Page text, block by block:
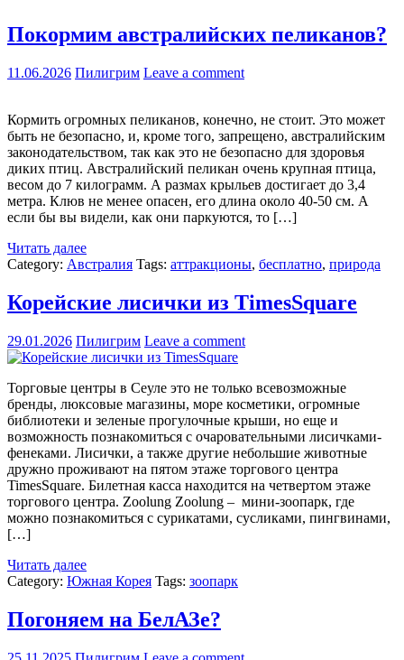
Покормим австралийских пеликанов?
11.06.2026 Пилигрим Leave a comment
Кормить огромных пеликанов, конечно, не стоит. Это может
быть не безопасно, и, кроме того, запрещено, австралийским
законодательством, так как это не безопасно для здоровья
диких птиц. Австралийский пеликан очень крупная птица,
весом до 7 килограмм. А размах крыльев достигает до 3,4
метра. Клюв не менее опасен, его длина около 40-50 см. А
если бы вы видели, как они паркуются, то […]
Читать далее
Category: Австралия Tags: аттракционы, бесплатно, природа
Корейские лисички из TimesSquare
29.01.2026 Пилигрим Leave a comment
Торговые центры в Сеуле это не только всевозможные
бренды, люксовые магазины, море косметики, огромные
библиотеки и зеленые прогулочные крыши, но еще и
возможность познакомиться с очаровательными лисичками-
фенеками. Лисички, а также другие небольшие животные
дружно проживают на пятом этаже торгового центра
TimesSquare. Билетная касса находится на четвертом этаже
торгового центра. Zoolung Zoolung – мини-зоопарк, где
можно познакомиться с сурикатами, сусликами, пингвинами,
[…]
Читать далее
Category: Южная Корея Tags: зоопарк
Погоняем на БелАЗе?